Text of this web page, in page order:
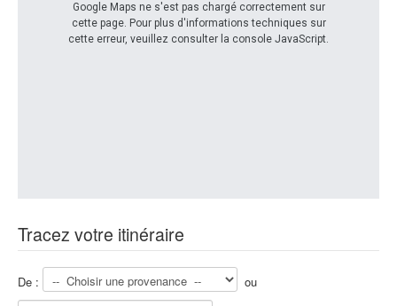
Google Maps ne s'est pas chargé correctement sur
cette page. Pour plus d'informations techniques sur
cette erreur, veuillez consulter la console JavaScript.
Tracez votre itinéraire
De : ou